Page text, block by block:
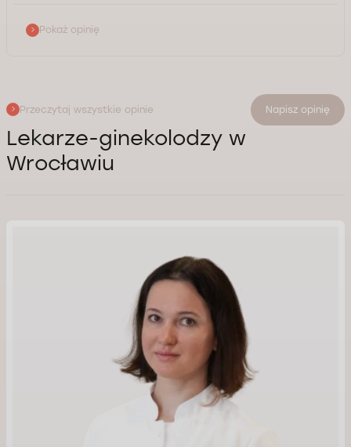
Pokaż opinię
Przeczytaj wszystkie opinie Napisz opinię
Lekarze-ginekolodzy w
Wrocławiu